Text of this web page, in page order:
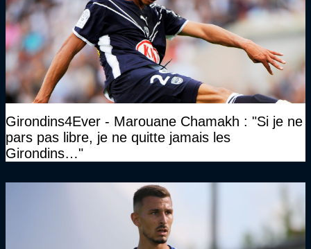
Girondins4Ever - Marouane Chamakh : "Si je ne
pars pas libre, je ne quitte jamais les
Girondins…"